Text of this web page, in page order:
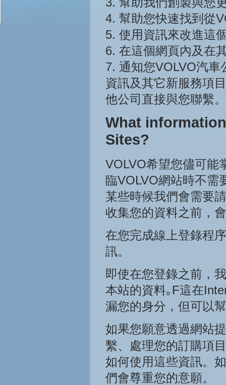
4. 幫助您快速找到從
5. 使用資訊來改進這
6. 在這個網頁內及在
7. 通知您VOLVO汽
資訊及其它新服務項
他公司直接與您聯繫。
What
Sites?
VOLVO希望您儘可能
臨VOLVO網站時不需
某些時候我們會需要
收集您的資料之前，
在您完成線上登錄程
訊。
即使在您登錄之前，
本站的資料｡F這在
漏您的身分，但可以
如果您願意透過網站
繫、處理您的訂購項
如何使用這些資訊。
們會尊重您的意願。